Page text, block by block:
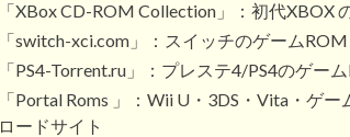
「XBox CD-ROM Collection」：初代XBOX
「switch-xci.com」：スイッチのゲーム
「PS4-Torrent.ru」：プレステ4/PS4のゲー
「Portal Roms 」：Wii U・3DS・Vita・ゲ
ロードサイト